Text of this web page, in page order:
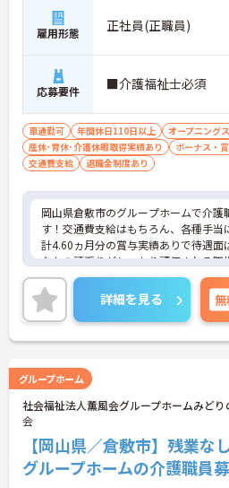
雇用形態 正社員(正職員)
応募要件 ■介護福祉士必須
車通勤可 年間休日110日以上
オープニング
産休･育休･介護休暇取得実績あり
ボーナス・
交通費支給
退職金制度あり
岡山県倉敷市のグループホームで介護
す！交通費支給はもちろん、各種手当
計4.60ヵ月分の賞与実績ありで待遇面
なたの頑張りがしっかり評価される
た、残業がないため、お仕事終わりの
すいのも嬉しいポイント♪ご興味のあ
イントをお伝えしますので、お気軽に
い！
詳細を見る
グループホーム
社会福祉法人薫風会グループホームみどり
会
【岡山県／倉敷市】残業
グループホームの介護職員